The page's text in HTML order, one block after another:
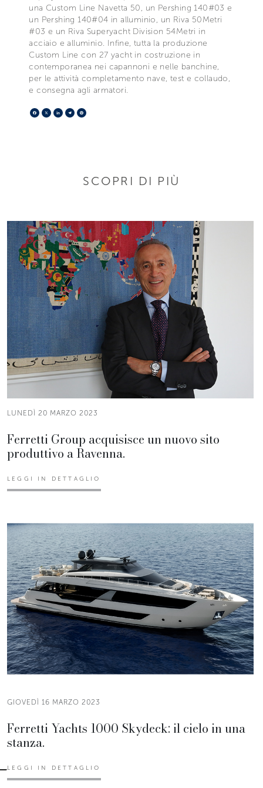
una Custom Line Navetta 50, un Pershing 140#03 e
un Pershing 140#04 in alluminio, un Riva 50Metri
#03 e un Riva Superyacht Division 54Metri in
acciaio e alluminio. Infine, tutta la produzione
Custom Line con 27 yacht in costruzione in
contemporanea nei capannoni e nelle banchine,
per le attività completamento nave, test e collaudo,
e consegna agli armatori.
Facebook
X LinkedIn
Telegram
SCOPRI DI PIÙ
LUNEDÌ 20 MARZO 2023
Ferretti Group acquisisce un nuovo sito
produttivo a Ravenna.
LEGGI IN DETTAGLIO
GIOVEDÌ 16 MARZO 2023
Ferretti Yachts 1000 Skydeck: il cielo in una
stanza.
LEGGI IN DETTAGLIO